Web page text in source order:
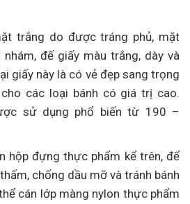
trắng do được tráng phủ, mặt
đế giấy màu trắng, dày và
giấy này là có vẻ đẹp sang trọng
các loại bánh có giá trị cao.
sử dụng phổ biến từ 190 –
hộp đựng thực phẩm kể trên, để
chống dầu mỡ và tránh bánh
cán lớp màng nylon thực phẩm